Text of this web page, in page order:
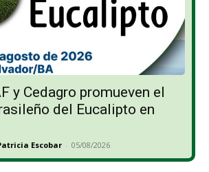
y Cedagro promueven el
del Eucalipto en
Escobar - 05/08/2026